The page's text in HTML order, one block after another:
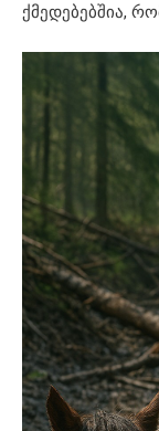
ქმედებებშია,